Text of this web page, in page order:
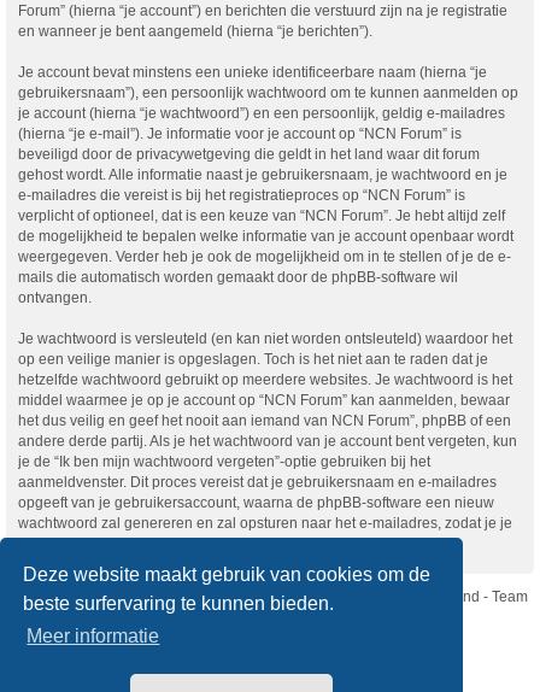
Deze website maakt gebruik van cookies om de
beste surfervaring te kunnen bieden.
Meer informatie
Forum” (hierna “je account”) en berichten die verstuurd zijn na je registratie
en wanneer je bent aangemeld (hierna “je berichten”).
Je account bevat minstens een unieke identificeerbare naam (hierna “je
gebruikersnaam”), een persoonlijk wachtwoord om te kunnen aanmelden op
je account (hierna “je wachtwoord”) en een persoonlijk, geldig e-mailadres
(hierna “je e-mail”). Je informatie voor je account op “NCN Forum” is
beveiligd door de privacywetgeving die geldt in het land waar dit forum
gehost wordt. Alle informatie naast je gebruikersnaam, je wachtwoord en je
e-mailadres die vereist is bij het registratieproces op “NCN Forum” is
verplicht of optioneel, dat is een keuze van “NCN Forum”. Je hebt altijd zelf
de mogelijkheid te bepalen welke informatie van je account openbaar wordt
weergegeven. Verder heb je ook de mogelijkheid om in te stellen of je de e-
mails die automatisch worden gemaakt door de phpBB-software wil
ontvangen.
Je wachtwoord is versleuteld (en kan niet worden ontsleuteld) waardoor het
op een veilige manier is opgeslagen. Toch is het niet aan te raden dat je
hetzelfde wachtwoord gebruikt op meerdere websites. Je wachtwoord is het
middel waarmee je op je account op “NCN Forum” kan aanmelden, bewaar
het dus veilig en geef het nooit aan iemand van NCN Forum”, phpBB of een
andere derde partij. Als je het wachtwoord van je account bent vergeten, kun
je de “Ik ben mijn wachtwoord vergeten”-optie gebruiken bij het
aanmeldvenster. Dit proces vereist dat je gebruikersnaam en e-mailadres
opgeeft van je gebruikersaccount, waarna de phpBB-software een nieuw
wachtwoord zal genereren en zal opsturen naar het e-mailadres, zodat je je
opnieuw kunt aanmelden.
Nikon Club Nederland - Team
Forum
Copyright © Nikon Club Nederland 2023